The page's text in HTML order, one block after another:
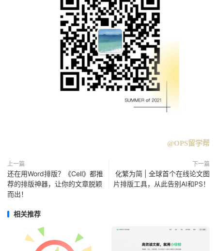
@OPS留学帮
上一篇
还在用Word排版？《Cell》都推
荐的排版神器，让你的文章脱颖
而出！
下一篇
化繁为简 | 全球首个在线论文图
片排版工具，从此告别AI和PS！
相关推荐